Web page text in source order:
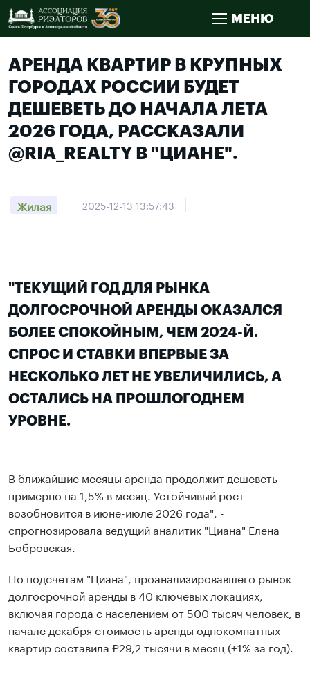
МЕНЮ
АРЕНДА КВАРТИР В КРУПНЫХ
ГОРОДАХ РОССИИ БУДЕТ
ДЕШЕВЕТЬ ДО НАЧАЛА ЛЕТА
2026 ГОДА, РАССКАЗАЛИ
@RIA_REALTY В "ЦИАНЕ".
Жилая 2025-12-13 13:57:43
"ТЕКУЩИЙ ГОД ДЛЯ РЫНКА
ДОЛГОСРОЧНОЙ АРЕНДЫ ОКАЗАЛСЯ
БОЛЕЕ СПОКОЙНЫМ, ЧЕМ 2024-Й.
СПРОС И СТАВКИ ВПЕРВЫЕ ЗА
НЕСКОЛЬКО ЛЕТ НЕ УВЕЛИЧИЛИСЬ, А
ОСТАЛИСЬ НА ПРОШЛОГОДНЕМ
УРОВНЕ.
В ближайшие месяцы аренда продолжит дешеветь
примерно на 1,5% в месяц. Устойчивый рост
возобновится в июне-июле 2026 года", -
спрогнозировала ведущий аналитик "Циана" Елена
Бобровская.
По подсчетам "Циана", проанализировавшего рынок
долгосрочной аренды в 40 ключевых локациях,
включая города с населением от 500 тысяч человек, в
начале декабря стоимость аренды однокомнатных
квартир составила ₽29,2 тысячи в месяц (+1% за год).